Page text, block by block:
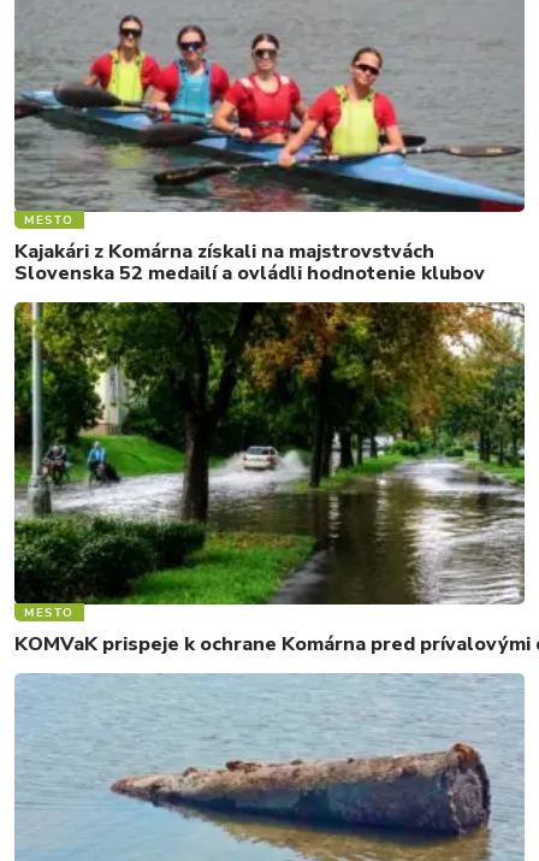
MESTO
Kajakári z Komárna získali na majstrovstvách
Slovenska 52 medailí a ovládli hodnotenie klubov
MESTO
KOMVaK prispeje k ochrane Komárna pred